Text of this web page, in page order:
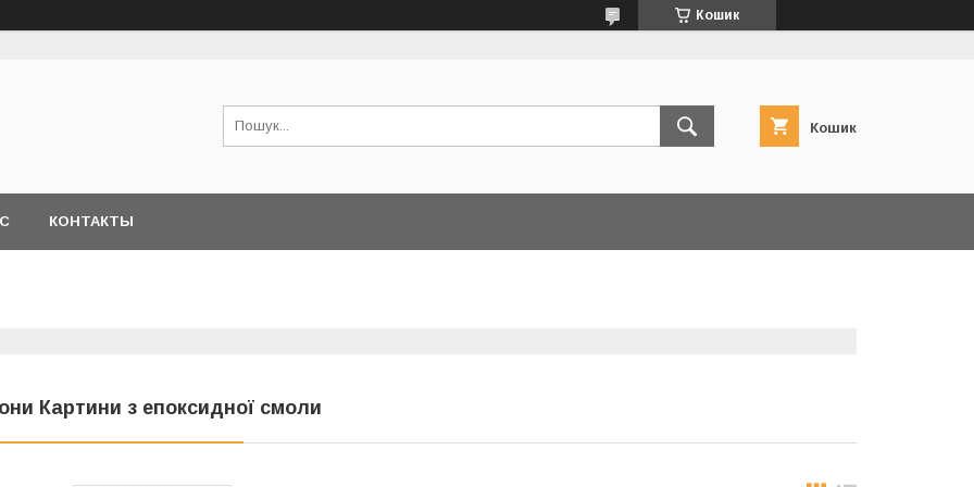
Кошик
Кошик
КОНТАКТЫ
Картини з епоксидної смоли